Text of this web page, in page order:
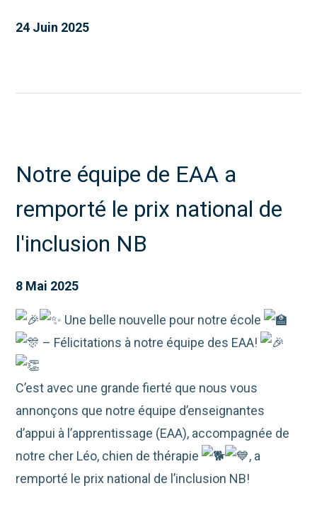
24 Juin 2025
Notre équipe de EAA a
remporté le prix national de
l'inclusion NB
8 Mai 2025
Une belle nouvelle pour notre école
– Félicitations à notre équipe des EAA!
C’est avec une grande fierté que nous vous
annonçons que notre équipe d’enseignantes
d’appui à l’apprentissage (EAA), accompagnée de
notre cher Léo, chien de thérapie
, a
remporté le prix national de l’inclusion NB!